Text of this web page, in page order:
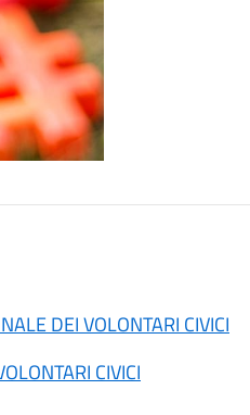
DEI VOLONTARI CIVICI
CIVICI